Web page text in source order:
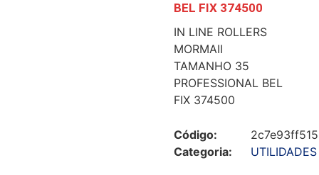
BEL FIX 374500
IN LINE ROLLERS
MORMAII
TAMANHO 35
PROFESSIONAL BEL
FIX 374500
Código:
Categoria:
UTILIDADES